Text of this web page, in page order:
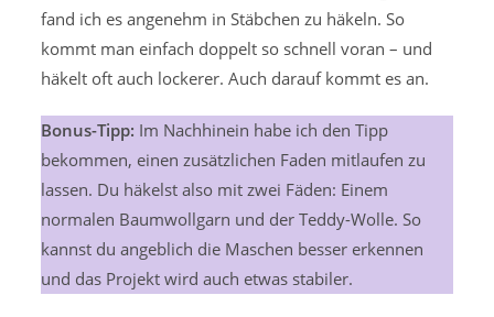
fand ich es angenehm in Stäbchen zu häkeln. So
kommt man einfach doppelt so schnell voran – und
häkelt oft auch lockerer. Auch darauf kommt es an.
Bonus-Tipp: Im Nachhinein habe ich den Tipp
bekommen, einen zusätzlichen Faden mitlaufen zu
lassen. Du häkelst also mit zwei Fäden: Einem
normalen Baumwollgarn und der Teddy-Wolle. So
kannst du angeblich die Maschen besser erkennen
und das Projekt wird auch etwas stabiler.